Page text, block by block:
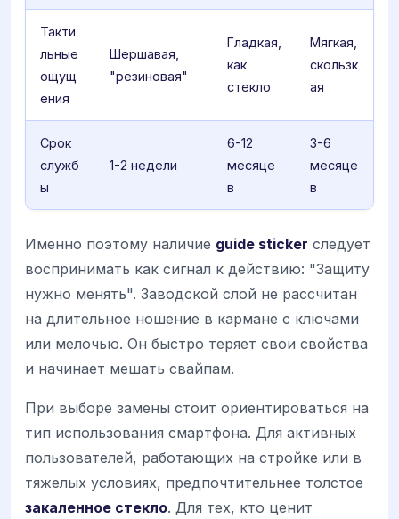
Такти
льные
ощущ
ения
Шершавая,
"резиновая"
Гладкая,
как
стекло
Мягкая,
скользк
ая
Срок
служб
ы
1-2 недели
6-12
месяце
в
3-6
месяце
в
Именно поэтому наличие guide sticker следует
воспринимать как сигнал к действию: "Защиту
нужно менять". Заводской слой не рассчитан
на длительное ношение в кармане с ключами
или мелочью. Он быстро теряет свои свойства
и начинает мешать свайпам.
При выборе замены стоит ориентироваться на
тип использования смартфона. Для активных
пользователей, работающих на стройке или в
тяжелых условиях, предпочтительнее толстое
закаленное стекло. Для тех, кто ценит